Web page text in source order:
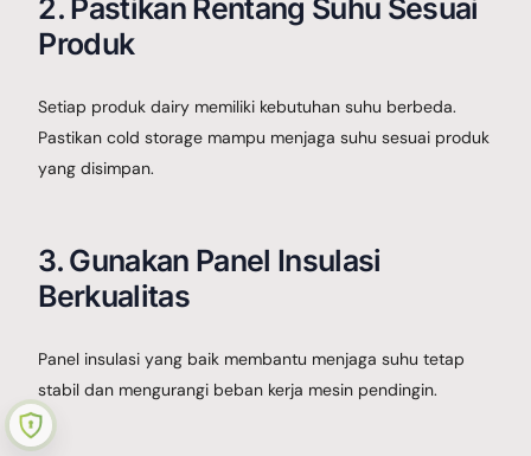
2. Pastikan Rentang Suhu Sesuai
Produk
Setiap produk dairy memiliki kebutuhan suhu berbeda.
Pastikan cold storage mampu menjaga suhu sesuai produk
yang disimpan.
3. Gunakan Panel Insulasi
Berkualitas
Panel insulasi yang baik membantu menjaga suhu tetap
stabil dan mengurangi beban kerja mesin pendingin.
Cold Storage Dewi Salju
Chiller, Air Blast Freezer, Cold Room, Clean Room, Walk in Freezer,
Walk in Chiller, Murah di Jakarta